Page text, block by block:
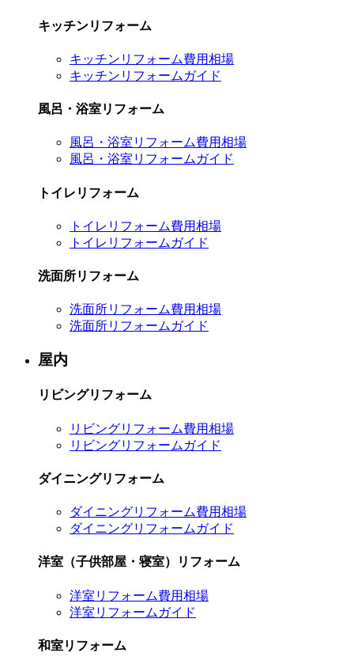
キッチンリフォーム
キッチンリフォーム費用相場
キッチンリフォームガイド
風呂・浴室リフォーム
風呂・浴室リフォーム費用相場
風呂・浴室リフォームガイド
トイレリフォーム
トイレリフォーム費用相場
トイレリフォームガイド
洗面所リフォーム
洗面所リフォーム費用相場
洗面所リフォームガイド
屋内
リビングリフォーム
リビングリフォーム費用相場
リビングリフォームガイド
ダイニングリフォーム
ダイニングリフォーム費用相場
ダイニングリフォームガイド
洋室（子供部屋・寝室）リフォーム
洋室リフォーム費用相場
洋室リフォームガイド
和室リフォーム